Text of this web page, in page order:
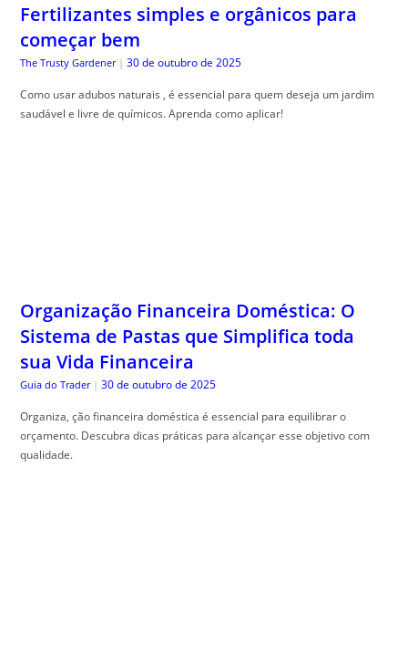
Fertilizantes simples e orgânicos para
começar bem
The Trusty Gardener | 30 de outubro de 2025
Como usar adubos naturais , é essencial para quem deseja um jardim
saudável e livre de químicos. Aprenda como aplicar!
Organização Financeira Doméstica: O
Sistema de Pastas que Simplifica toda
sua Vida Financeira
Guia do Trader | 30 de outubro de 2025
Organiza, ção financeira doméstica é essencial para equilibrar o
orçamento. Descubra dicas práticas para alcançar esse objetivo com
qualidade.